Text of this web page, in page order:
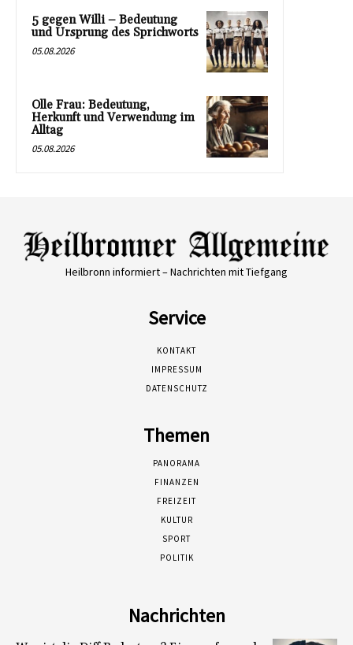
5 gegen Willi – Bedeutung
und Ursprung des Sprichworts
05.08.2026
Olle Frau: Bedeutung,
Herkunft und Verwendung im
Alltag
05.08.2026
Heilbronn informiert – Nachrichten mit Tiefgang
Service
KONTAKT
IMPRESSUM
DATENSCHUTZ
Themen
PANORAMA
FINANZEN
FREIZEIT
KULTUR
SPORT
POLITIK
Nachrichten